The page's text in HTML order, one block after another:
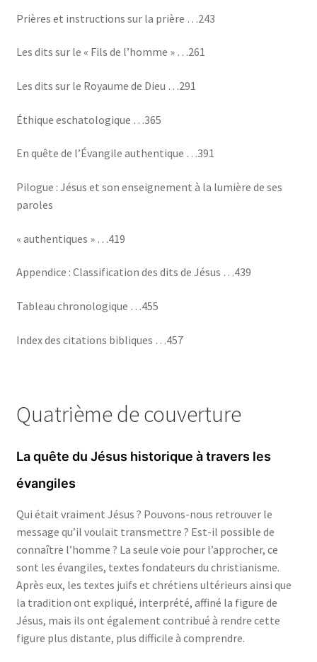
Prières et instructions sur la prière …243
Les dits sur le « Fils de l’homme » …261
Les dits sur le Royaume de Dieu …291
Éthique eschatologique …365
En quête de l’Évangile authentique …391
Pilogue : Jésus et son enseignement à la lumière de ses
paroles
« authentiques » …419
Appendice : Classification des dits de Jésus …439
Tableau chronologique …455
Index des citations bibliques …457
Quatrième de couverture
La quête du Jésus historique à travers les
évangiles
Qui était vraiment Jésus ? Pouvons-nous retrouver le
message qu’il voulait transmettre ? Est-il possible de
connaître l’homme ? La seule voie pour l’approcher, ce
sont les évangiles, textes fondateurs du christianisme.
Après eux, les textes juifs et chrétiens ultérieurs ainsi que
la tradition ont expliqué, interprété, affiné la figure de
Jésus, mais ils ont également contribué à rendre cette
figure plus distante, plus difficile à comprendre.